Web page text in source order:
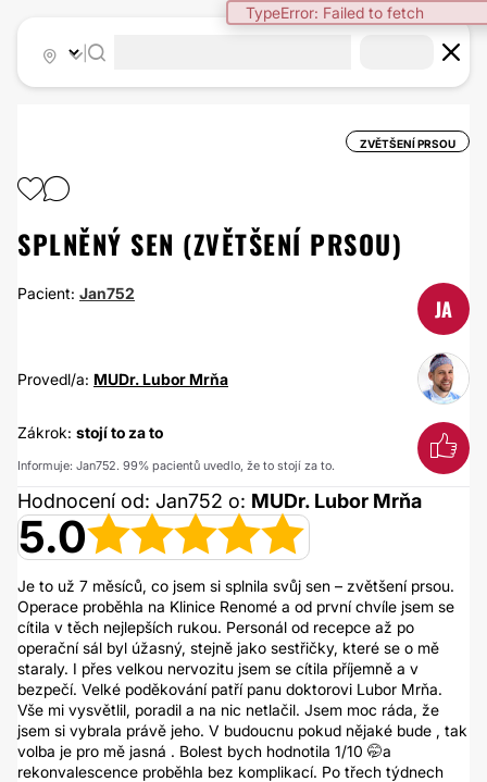
TypeError: Failed to fetch
ZVĚTŠENÍ PRSOU
SPLNĚNÝ SEN (ZVĚTŠENÍ PRSOU)
Pacient: Jan752
JA
Provedl/a: MUDr. Lubor Mrňa
Zákrok: stojí to za to
Informuje: Jan752. 99% pacientů uvedlo, že to stojí za to.
Hodnocení od: Jan752 o: MUDr. Lubor Mrňa
5.0
Je to už 7 měsíců, co jsem si splnila svůj sen – zvětšení prsou.
Operace proběhla na Klinice Renomé a od první chvíle jsem se
cítila v těch nejlepších rukou. Personál od recepce až po
operační sál byl úžasný, stejně jako sestřičky, které se o mě
staraly. I přes velkou nervozitu jsem se cítila příjemně a v
bezpečí. Velké poděkování patří panu doktorovi Lubor Mrňa.
Vše mi vysvětlil, poradil a na nic netlačil. Jsem moc ráda, že
jsem si vybrala právě jeho. V budoucnu pokud nějaké bude , tak
volba je pro mě jasná . Bolest bych hodnotila 1/10 🤭a
rekonvalescence proběhla bez komplikací. Po třech týdnech